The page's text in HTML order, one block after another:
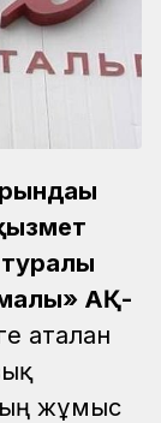
туралы
АҚ-
аталған
жұмыс